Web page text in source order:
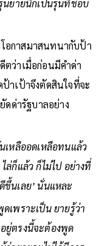
นยายนี่ก็เป็นรุ่นที่ชอบ
อกาสมาสนทนากับป้า
ตว่าเมื่อก่อนมีคำด่า
าเป้าจึงตัดสินใจที่จะ
ด่ารัฐบาลอย่าง
เหลืออดเหลือทนแล้ว
ล่ก็แล้ว ก็ไม่ไป อย่างที่
ขึ้นเลย’ นั่นแหละ
เพราะเป็น ยายรู้ว่า
ยู่ตรงนี้จะต้องพูด